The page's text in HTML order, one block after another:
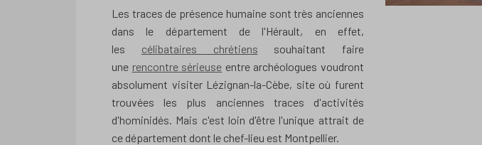
Les traces de présence humaine sont très anciennes
dans le département de l'Hérault, en effet,
les célibataires chrétiens souhaitant faire
une rencontre sérieuse entre archéologues voudront
absolument visiter Lézignan-la-Cèbe, site où furent
trouvées les plus anciennes traces d'activités
d'hominidés. Mais c'est loin d'être l'unique attrait de
ce département dont le chef-lieu est Montpellier.